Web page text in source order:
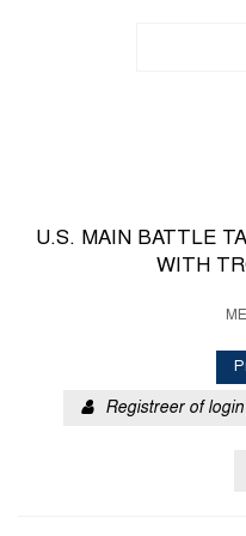
U.S. MAIN BATTLE
WITH
Registreer of